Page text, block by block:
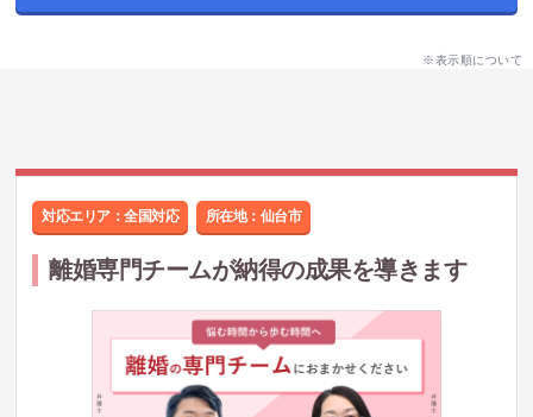
※表示順について
対応エリア：全国対応 所在地： 仙台市
離婚専門チームが納得の成果を導きます